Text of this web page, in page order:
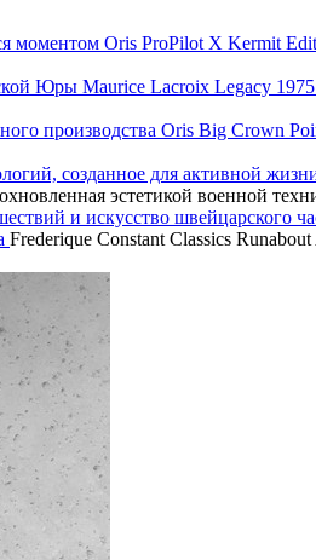
Oris ProPilot X Kermit
Maurice Lacroix Legacy
Oris Big Crown
эстетикой военной
Frederique Constant Classics